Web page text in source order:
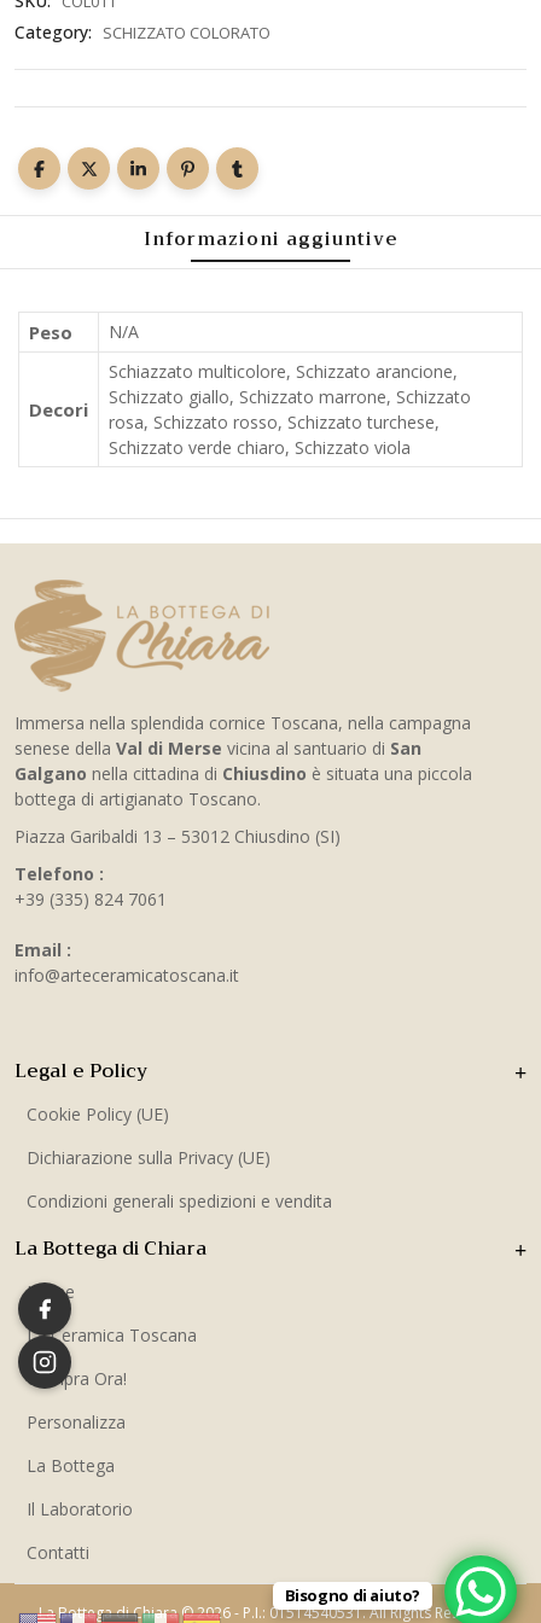
Category: SCHIZZATO COLORATO
Informazioni aggiuntive
Peso N/A
Decori
Schiazzato multicolore, Schizzato arancione,
Schizzato giallo, Schizzato marrone, Schizzato
rosa, Schizzato rosso, Schizzato turchese,
Schizzato verde chiaro, Schizzato viola
Immersa nella splendida cornice Toscana, nella campagna
senese della Val di Merse vicina al santuario di San
Galgano nella cittadina di Chiusdino è situata una piccola
bottega di artigianato Toscano.
Piazza Garibaldi 13 – 53012 Chiusdino (SI)
Telefono :
+39 (335) 824 7061
Email :
info@arteceramicatoscana.it
La Bottega di Chiara
Home
La Ceramica Toscana
Compra Ora!
Personalizza
La Bottega
Il Laboratorio
Contatti
Legal e Policy
Cookie Policy (UE)
Dichiarazione sulla Privacy (UE)
Condizioni generali spedizioni e vendita
La Bottega di Chiara © 2026 - P.I.: 01514540531. All Rights Reserved.
Bisogno di aiuto?